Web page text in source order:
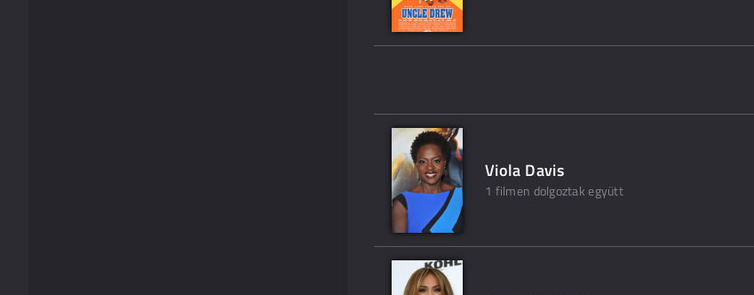
Viola Davis
1 filmen dolgoztak együtt